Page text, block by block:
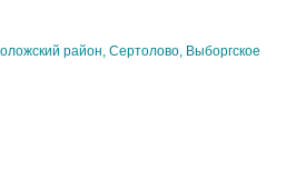
район, Сертолово, Выборгское